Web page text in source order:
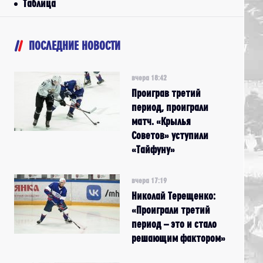
Таблица
ПОСЛЕДНИЕ НОВОСТИ
вчера 18:42
Проиграв третий
период, проиграли
матч. «Крылья
Советов» уступили
«Тайфуну»
вчера 17:19
Николай Терещенко:
«Проиграли третий
период – это и стало
решающим фактором»